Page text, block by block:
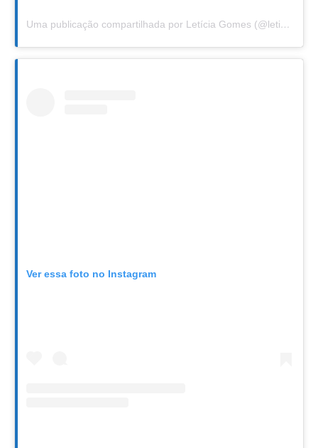
Uma publicação compartilhada por Letícia Gomes (@leticiafgomes)
Ver essa foto no Instagram